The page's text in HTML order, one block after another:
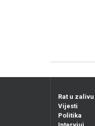
Rat u zalivu
Vijesti
Politika